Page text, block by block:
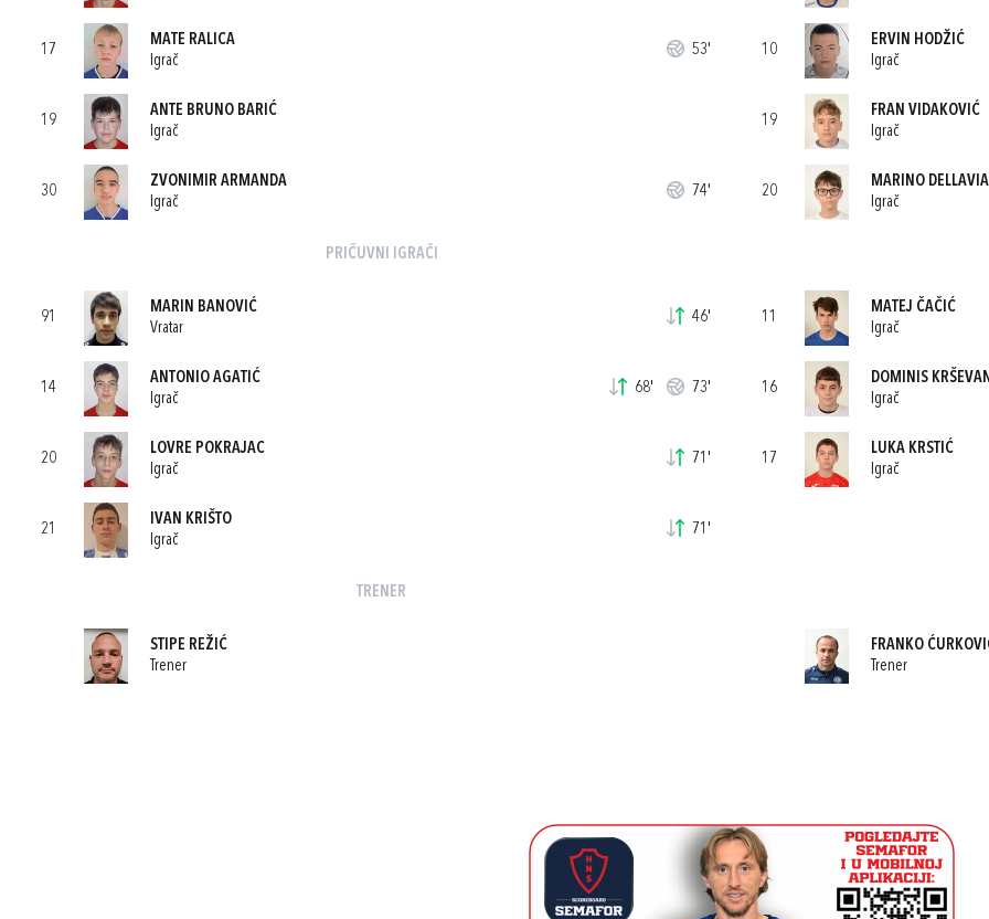
17
MATE RALICA
Igrač
53'
19
ANTE BRUNO BARIĆ
Igrač
30
ZVONIMIR ARMANDA
Igrač
74'
PRIČUVNI IGRAČI
91
MARIN BANOVIĆ
Vratar
46'
14
ANTONIO AGATIĆ
Igrač
68' 73'
20
LOVRE POKRAJAC
Igrač
71'
21
IVAN KRIŠTO
Igrač
71'
TRENER
STIPE REŽIĆ
Trener
10
ERVIN HODŽIĆ
Igrač
19
FRAN VIDAKOVIĆ
Igrač
20
MARINO DELLAVIA
Igrač
11
MATEJ ČAČIĆ
Igrač
16
DOMINIS KRŠEVAN
Igrač
17
LUKA KRSTIĆ
Igrač
FRANKO
Trener